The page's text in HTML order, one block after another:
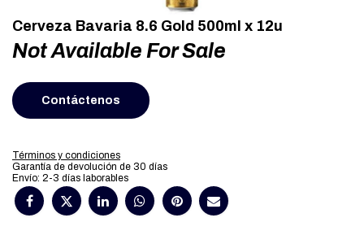
Cerveza Bavaria 8.6 Gold 500ml x 12u
Not Available For Sale
Contáctenos
Términos y condiciones
Garantía de devolución de 30 días
Envío: 2-3 días laborables